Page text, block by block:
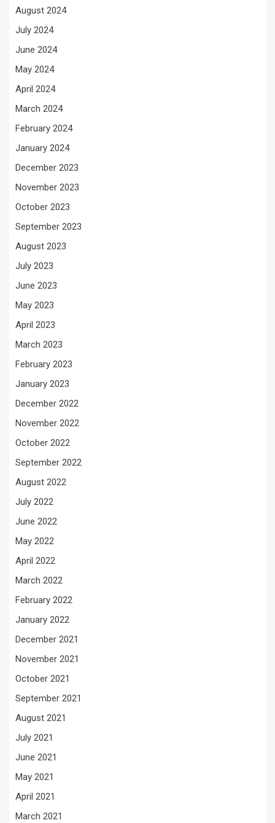
August 2024
July 2024
June 2024
May 2024
April 2024
March 2024
February 2024
January 2024
December 2023
November 2023
October 2023
September 2023
August 2023
July 2023
June 2023
May 2023
April 2023
March 2023
February 2023
January 2023
December 2022
November 2022
October 2022
September 2022
August 2022
July 2022
June 2022
May 2022
April 2022
March 2022
February 2022
January 2022
December 2021
November 2021
October 2021
September 2021
August 2021
July 2021
June 2021
May 2021
April 2021
March 2021